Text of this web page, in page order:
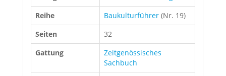
Reihe
Baukulturführer (Nr. 19)
Seiten
32
Gattung
Zeitgenössisches
Sachbuch